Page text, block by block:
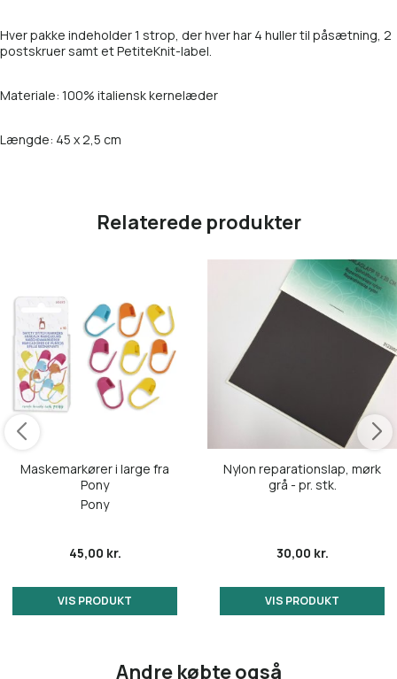
Hver pakke indeholder 1 strop, der hver har 4 huller til påsætning, 2
postskruer samt et PetiteKnit-label.
Materiale: 100% italiensk kernelæder
Længde: 45 x 2,5 cm
Relaterede produkter
Maskemarkører i large fra
Pony
Pony
45,00 kr.
VIS PRODUKT
Nylon reparationslap, mørk
grå - pr. stk.
30,00 kr.
VIS PRODUKT
Andre købte også